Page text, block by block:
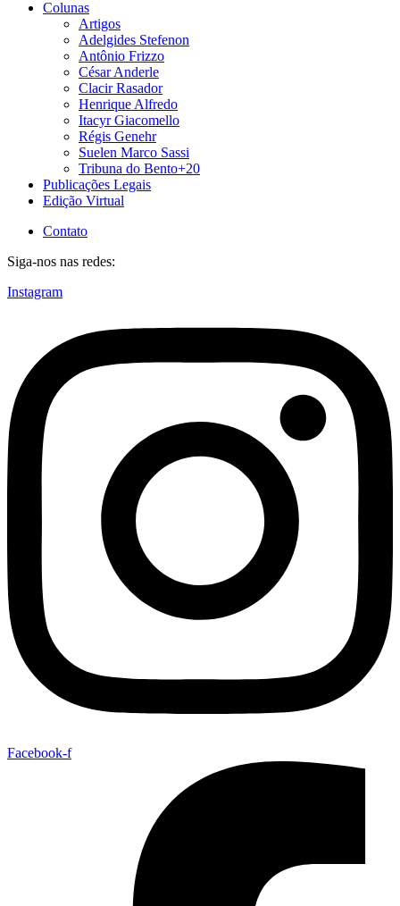
Colunas
Artigos
Adelgides Stefenon
Antônio Frizzo
César Anderle
Clacir Rasador
Henrique Alfredo
Itacyr Giacomello
Régis Genehr
Suelen Marco Sassi
Tribuna do Bento+20
Publicações Legais
Edição Virtual
Contato
Siga-nos nas redes:
Instagram
Facebook-f